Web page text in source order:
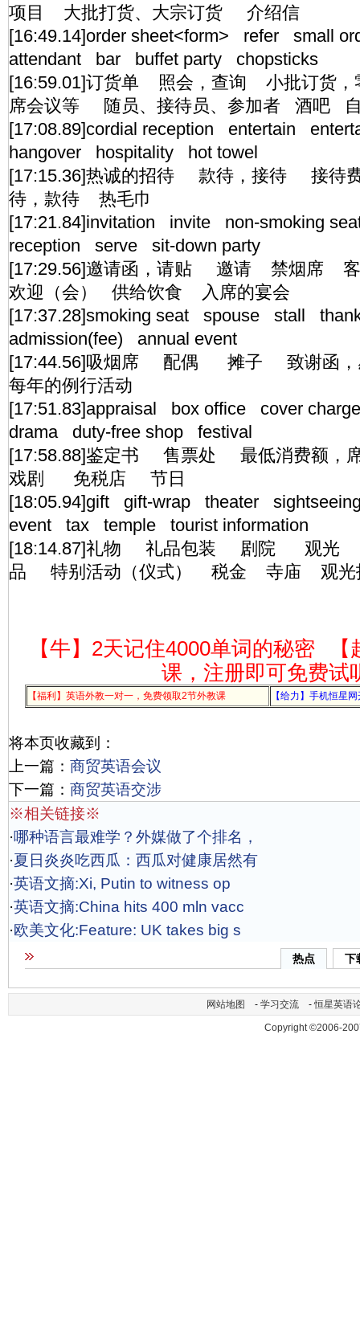
项目 大批打货、大宗订货 介绍信
[16:49.14]order sheet<form> refer small
attendant bar buffet party chopsticks
[16:59.01]订货单 照会，查询 小批订货
席会议等 随员、接待员、参加者 酒吧
[17:08.89]cordial reception entertain
hangover hospitality hot towel
[17:15.36]热诚的招待 款待，接待 接
待，款待 热毛巾
[17:21.84]invitation invite non-smoking
reception serve sit-down party
[17:29.56]邀请函，请贴 邀请 禁烟席
欢迎（会） 供给饮食 入席的宴会
[17:37.28]smoking seat spouse stall
admission(fee) annual event
[17:44.56]吸烟席 配偶 摊子 致谢函
每年的例行活动
[17:51.83]appraisal box office cover
drama duty-free shop festival
[17:58.88]鉴定书 售票处 最低消费额
戏剧 免税店 节日
[18:05.94]gift gift-wrap theater
event tax temple tourist information
[18:14.87]礼物 礼品包装 剧院 观光
品 特别活动（仪式） 税金 寺庙 观光
【牛】2天记住4000单词的秘密
课，注册即可免费试
【福利】英语外教一对一，免费领取2节外教课 【给力】手机恒星
将本页收藏到：
上一篇： 商贸英语会议
下一篇： 商贸英语交涉
※相关链接※
·哪种语言最难学？外媒做了个排名，
·夏日炎炎吃西瓜：西瓜对健康居然有
·英语文摘:Xi, Putin to witness op
·英语文摘:China hits 400 mln vacc
·欧美文化:Feature: UK takes big s
热点 下
网站地图 - 学习交流 -恒星英语
Copyright ©2006-